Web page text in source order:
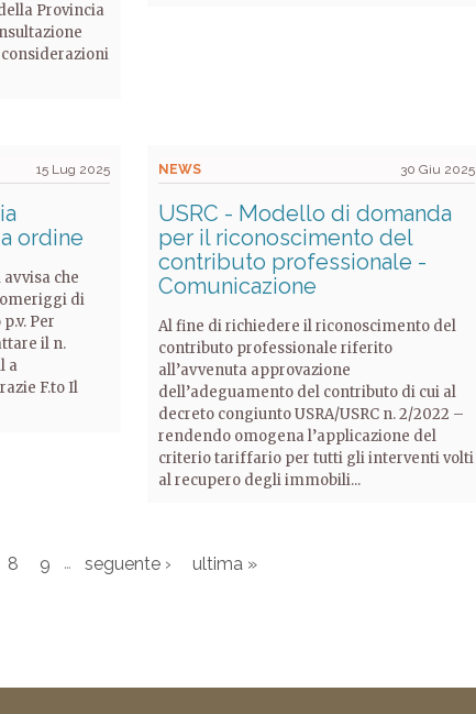
Provincia
15 Lug 2025
ordine
che
di
Per
il n.
a
F.to Il
NEWS 30 Giu 2025
USRC - Modello di domanda
per il riconoscimento del
contributo professionale -
Comunicazione
Al fine di richiedere il riconoscimento del
contributo professionale riferito
all’avvenuta approvazione
dell’adeguamento del contributo di cui al
decreto congiunto USRA/USRC n. 2/2022 –
rendendo omogena l’applicazione del
criterio tariffario per tutti gli interventi volti
al recupero degli immobili...
8 9 … seguente › ultima »